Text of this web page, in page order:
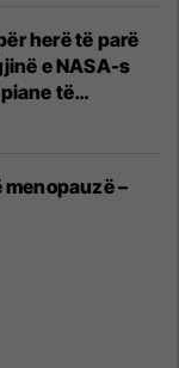
herë të parë
e NASA-s
të
–